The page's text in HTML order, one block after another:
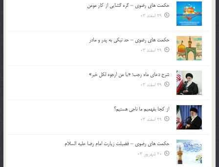
حکمت های رضوی – گره گشایی از کار مومن
29 اسفند 03
حکمت های رضوی – حد نیکی به پدر و مادر
29 اسفند 03
شرح دعای ماه رجب؛ «یا من ارجوه لکل خیر»
29 اسفند 03
از كجا بفهميم ما ناجی هستیم؟
29 اسفند 03
حکمت های رضوی – فضیلت زیارت امام رضا علیه السلام
20 شهریور 03